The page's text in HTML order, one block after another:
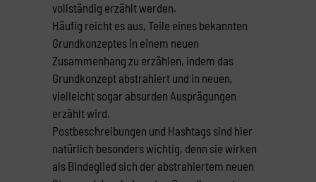
vollständig erzählt werden.
Häufig reicht es aus, Teile eines bekannten
Grundkonzeptes in einem neuen
Zusammenhang zu erzählen, indem das
Grundkonzept abstrahiert und in neuen,
vielleicht sogar absurden Ausprägungen
erzählt wird.
Postbeschreibungen und Hashtags sind hier
natürlich besonders wichtig, denn sie wirken
als Bindeglied sich der abstrahiertem neuen